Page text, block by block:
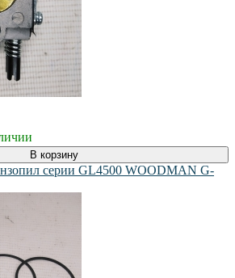
В корзину
серии GL4500 WOODMAN G-